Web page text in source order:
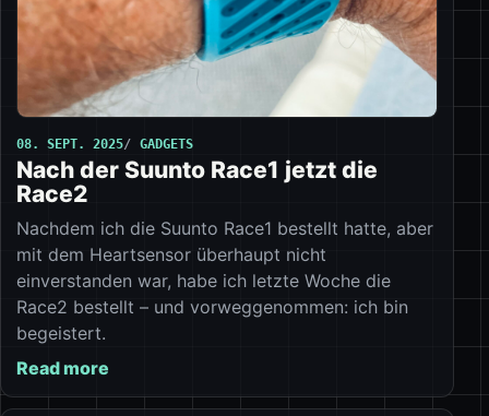
08. SEPT. 2025 GADGETS
Nach der Suunto Race1 jetzt die
Race2
Nachdem ich die Suunto Race1 bestellt hatte, aber
mit dem Heartsensor überhaupt nicht
einverstanden war, habe ich letzte Woche die
Race2 bestellt – und vorweggenommen: ich bin
begeistert.
Read more